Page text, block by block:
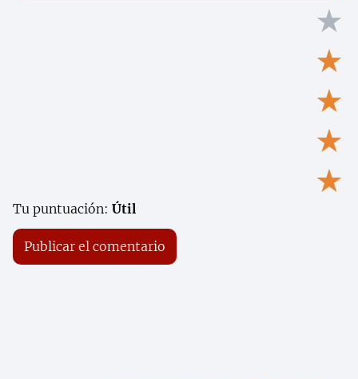
★
★
★
★
★
Tu puntuación: Útil